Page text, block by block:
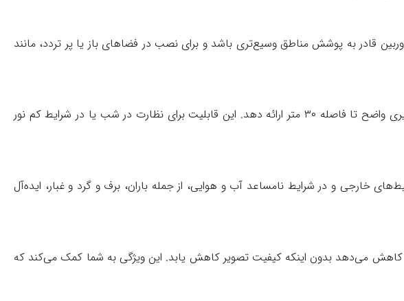
می‌آورد. این ویژگی باعث می‌شود که دوربین قادر به پوشش مناطق وسیع‌تری باشد و برای نصب در فضاهای باز یا پر تردد، مانند
این دوربین به فناوری مادون قرمز (IR) مجهز است که به آن این امکان را می‌دهد که حتی در تاریکی کامل نیز تصاویری واضح تا فاصله ۳۰ متر ارائه دهد. این قابلیت برای نظارت در شب یا در شرایط کم نور
خارجی و در شرایط نامساعد آب و هوایی، از جمله باران، برف و گرد و غبار، ایده‌آل
می‌دهد بدون اینکه کیفیت تصویر کاهش یابد. این ویژگی به شما کمک می‌کند که